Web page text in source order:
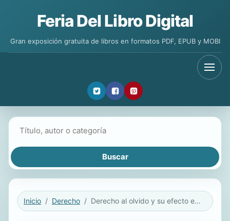
Feria Del Libro Digital
Gran exposición gratuita de libros en formatos PDF, EPUB y MOBI
Inicio Derecho Derecho al olvido y su efecto en la sentencia